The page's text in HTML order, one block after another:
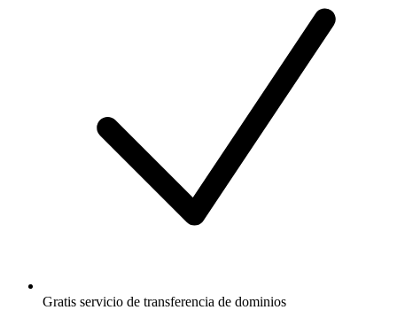
Gratis servicio de transferencia de dominios